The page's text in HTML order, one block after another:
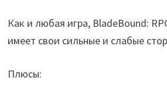
Как и любая игра, BladeBound:
имеет свои сильные и слабые
Плюсы: